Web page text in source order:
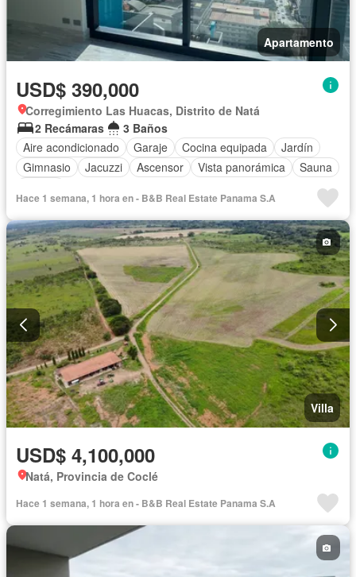
Apartamento
USD$ 390,000
Corregimiento Las Huacas, Distrito de Natá
2 Recámaras
3 Baños
Aire acondicionado
Garaje Cocina equipada
Jardín
Gimnasio
Jacuzzi Ascensor Vista panorámica
Sauna
Hace 1 semana, 1 hora en - B&B Real Estate Panama S.A
Villa
USD$ 4,100,000
Natá, Provincia de Coclé
Hace 1 semana, 1 hora en - B&B Real Estate Panama S.A